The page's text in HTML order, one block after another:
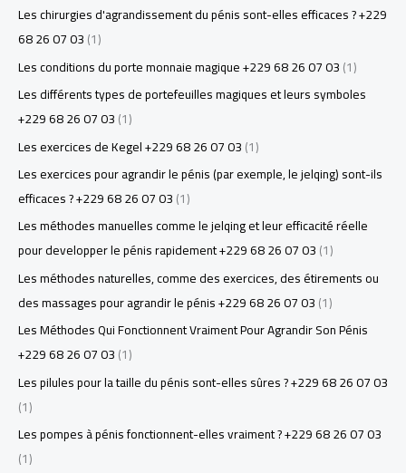
Les chirurgies d'agrandissement du pénis sont-elles efficaces ? +229
68 26 07 03(1)
Les conditions du porte monnaie magique +229 68 26 07 03(1)
Les différents types de portefeuilles magiques et leurs symboles
+229 68 26 07 03(1)
Les exercices de Kegel +229 68 26 07 03(1)
Les exercices pour agrandir le pénis (par exemple, le jelqing) sont-ils
efficaces ? +229 68 26 07 03(1)
Les méthodes manuelles comme le jelqing et leur efficacité réelle
pour developper le pénis rapidement +229 68 26 07 03(1)
Les méthodes naturelles, comme des exercices, des étirements ou
des massages pour agrandir le pénis +229 68 26 07 03(1)
Les Méthodes Qui Fonctionnent Vraiment Pour Agrandir Son Pénis
+229 68 26 07 03(1)
Les pilules pour la taille du pénis sont-elles sûres ? +229 68 26 07 03
(1)
Les pompes à pénis fonctionnent-elles vraiment ? +229 68 26 07 03
(1)